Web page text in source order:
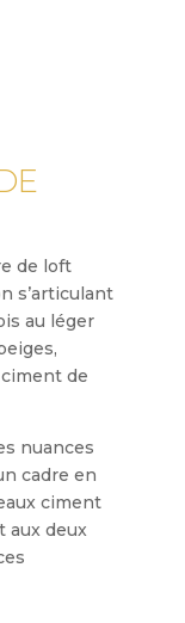
de loft
s’articulant
au léger
de
nuances
cadre en
ciment
aux deux